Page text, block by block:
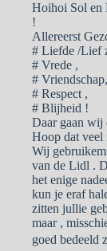
Hoihoi Sol en
!
Allereerst
# Liefde /Lief
# Vrede ,
# Vriendschap,
# Respect ,
# Blijheid !
Daar gaan wij
Hoop dat veel
Wij
van de Lidl .
het enige
kun je eraf
zitten jullie
maar ,
goed bedeeld